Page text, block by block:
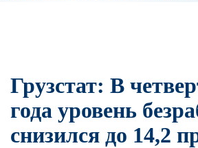
Грузстат: В
года уровень
снизился до 14,2